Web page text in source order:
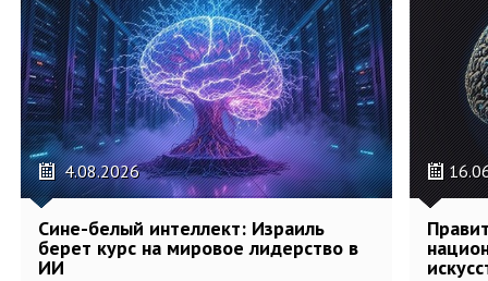
4.08.2026
Сине-белый интеллект: Израиль
берет курс на мировое лидерство в
ИИ